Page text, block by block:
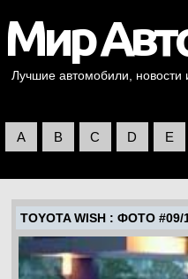
Лучшие автомобили, новости
A B C D E
TOYOTA WISH : ФОТО #09/